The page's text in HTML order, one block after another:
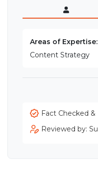
Areas of Expertise:
Content Strategy
Fact Checked
Reviewed by: